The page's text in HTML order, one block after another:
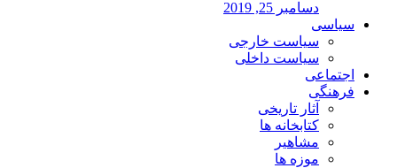
دسامبر 25, 2019
سیاسی
سیاست خارجی
سیاست داخلی
اجتماعی
فرهنگی
آثار تاریخی
کتابخانه ها
مشاهیر
موزه ها